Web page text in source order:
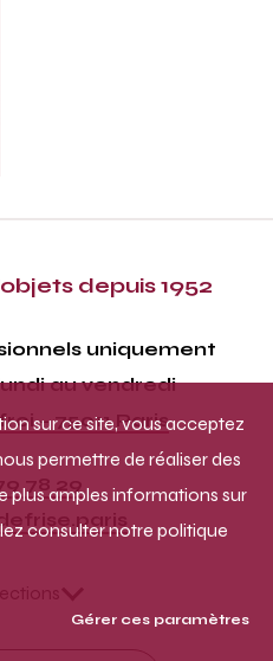
depuis 1952
uniquement
au vendredi
– 75011 Paris
78 29
sur ce site, vous acceptez
permettre de réaliser des
plus amples informations sur
consulter notre politique
Gérer ces paramètres